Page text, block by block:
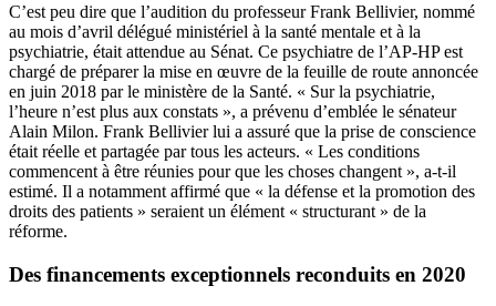
C’est peu dire que l’audition du professeur Frank Bellivier, nommé
au mois d’avril délégué ministériel à la santé mentale et à la
psychiatrie, était attendue au Sénat. Ce psychiatre de l’AP-HP est
chargé de préparer la mise en œuvre de la feuille de route annoncée
en juin 2018 par le ministère de la Santé. « Sur la psychiatrie,
l’heure n’est plus aux constats », a prévenu d’emblée le sénateur
Alain Milon. Frank Bellivier lui a assuré que la prise de conscience
était réelle et partagée par tous les acteurs. « Les conditions
commencent à être réunies pour que les choses changent », a-t-il
estimé. Il a notamment affirmé que « la défense et la promotion des
droits des patients » seraient un élément « structurant » de la
réforme.
Des financements exceptionnels reconduits en 2020